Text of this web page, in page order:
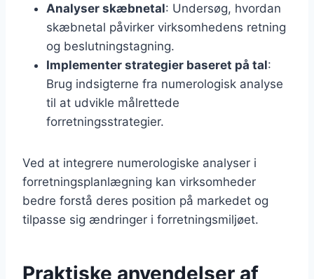
Analyser skæbnetal: Undersøg, hvordan
skæbnetal påvirker virksomhedens retning
og beslutningstagning.
Implementer strategier baseret på tal:
Brug indsigterne fra numerologisk analyse
til at udvikle målrettede
forretningsstrategier.
Ved at integrere numerologiske analyser i
forretningsplanlægning kan virksomheder
bedre forstå deres position på markedet og
tilpasse sig ændringer i forretningsmiljøet.
Praktiske anvendelser af